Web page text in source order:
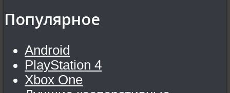
Популярное
Android
PlayStation 4
Xbox One